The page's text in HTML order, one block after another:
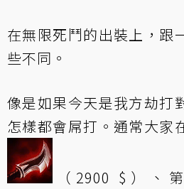
在無限死鬥的出裝上，跟
些不同。
像是如果今天是我方劫打
怎樣都會屌打。通常大家
（2900 $）、